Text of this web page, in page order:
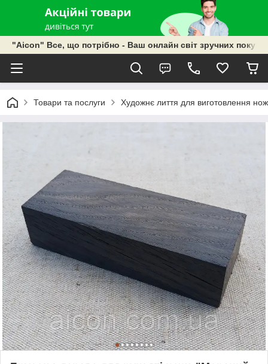
"Aicon" Все, що потрібно - Ваш онлайн світ зручних
Товари та послуги Художнє лиття для виготовлення